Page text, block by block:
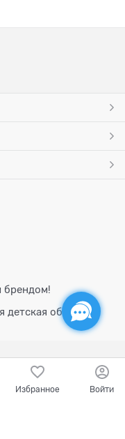
брендом!
обувь для
Избранное Войти